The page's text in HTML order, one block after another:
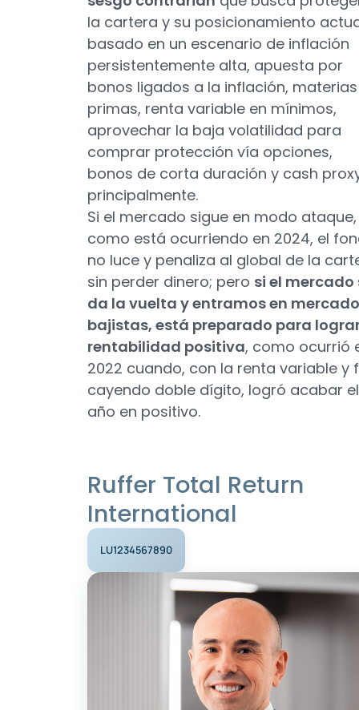
la cartera y su posicionamiento
basado en un escenario de inflación
persistentemente alta, apuesta por
bonos ligados a la inflación, materias
primas, renta variable en mínimos,
aprovechar la baja volatilidad para
comprar protección vía opciones,
bonos de corta duración y cash
principalmente.
Si el mercado sigue en modo ataque,
como está ocurriendo en 2024, el
no luce y penaliza al global de la
sin perder dinero; pero si el mercado
da la vuelta y entramos en
bajistas, está preparado para
rentabilidad positiva, como ocurrió
2022 cuando, con la renta variable y
cayendo doble dígito, logró acabar el
año en positivo.
Ruffer Total Return
International
LU1234567890